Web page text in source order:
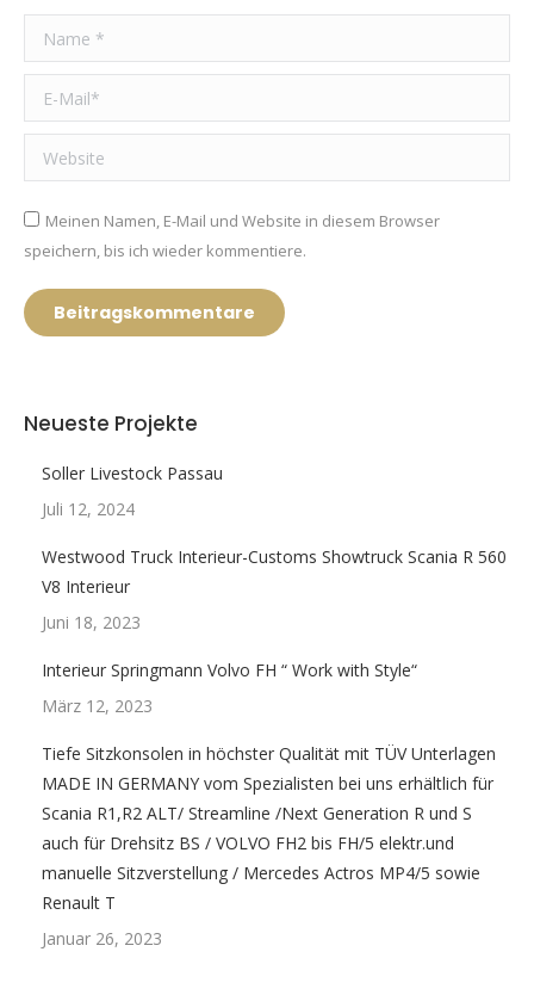
Name *
E-Mail *
Website
Meinen Namen, E-Mail und Website in diesem Browser
speichern, bis ich wieder kommentiere.
Beitragskommentare
Neueste Projekte
Soller Livestock Passau
Juli 12, 2024
Westwood Truck Interieur-Customs Showtruck Scania R 560
V8 Interieur
Juni 18, 2023
Interieur Springmann Volvo FH “ Work with Style“
März 12, 2023
Tiefe Sitzkonsolen in höchster Qualität mit TÜV Unterlagen
MADE IN GERMANY vom Spezialisten bei uns erhältlich für
Scania R1,R2 ALT/ Streamline /Next Generation R und S
auch für Drehsitz BS / VOLVO FH2 bis FH/5 elektr.und
manuelle Sitzverstellung / Mercedes Actros MP4/5 sowie
Renault T
Januar 26, 2023